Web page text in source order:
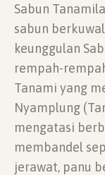
Sabun
sabun
keunggulan
rempah-
Tanami yang
Nyamplung
mengatasi
membandel
jerawat, panu